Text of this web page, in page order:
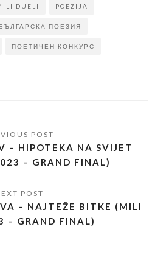
DUELI POEZIJA
ПОЕЗИЯ
ПОЕТИЧЕН КОНКУРС
– HIPOTEKA NA SVIJET
– GRAND FINAL)
– NAJTEŽE BITKE (MILI
– GRAND FINAL)